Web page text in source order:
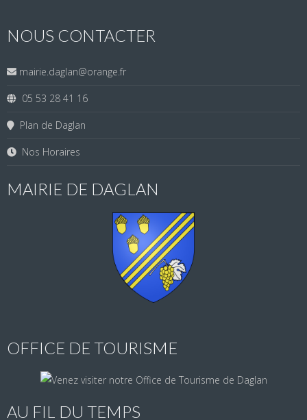
NOUS CONTACTER
mairie.daglan@orange.fr
05 53 28 41 16
Plan de Daglan
Nos Horaires
MAIRIE DE DAGLAN
OFFICE DE TOURISME
AU FIL DU TEMPS